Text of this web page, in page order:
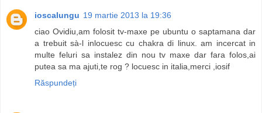
ioscalungu 19 martie 2013 la 19:36
ciao Ovidiu,am folosit tv-maxe pe ubuntu o saptamana dar
a trebuit sà-l inlocuesc cu chakra di linux. am incercat in
multe feluri sa instalez din nou tv maxe dar fara folos,ai
putea sa ma ajuti,te rog ? locuesc in italia,merci ,iosif
Răspundeți